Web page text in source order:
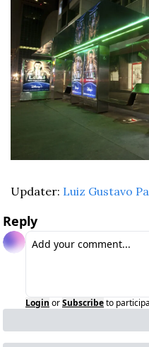
Updater: Luiz Gustavo
Reply
Login orSubscribeto